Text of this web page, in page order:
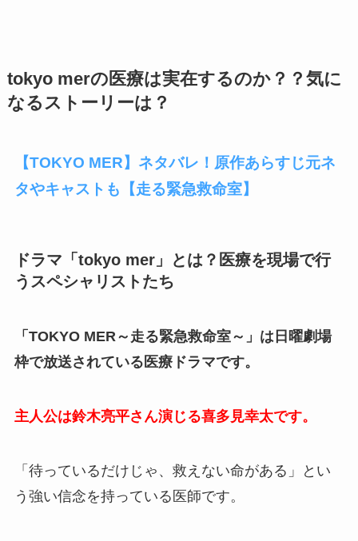
tokyo merの医療は実在するのか？？気に
なるストーリーは？
【TOKYO MER】ネタバレ！原作あらすじ元ネ
タやキャストも【走る緊急救命室】
ドラマ「tokyo mer」とは？医療を現場で行
うスペシャリストたち
「TOKYO MER～走る緊急救命室～」は日曜劇場
枠で放送されている医療ドラマです。
主人公は鈴木亮平さん演じる喜多見幸太です。
「待っているだけじゃ、救えない命がある」とい
う強い信念を持っている医師です。